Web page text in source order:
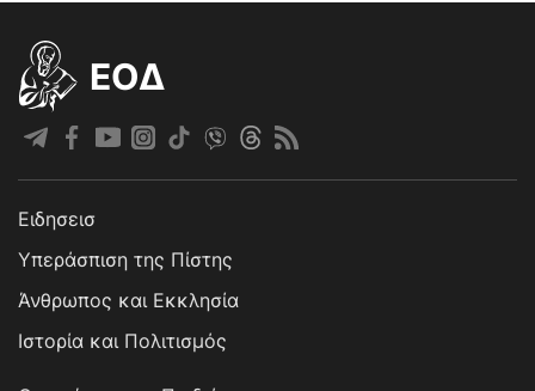
EOΔ
Ειδησεισ
Υπεράσπιση της Πίστης
Άνθρωπος και Εκκλησία
Ιστορία και Πολιτισμός